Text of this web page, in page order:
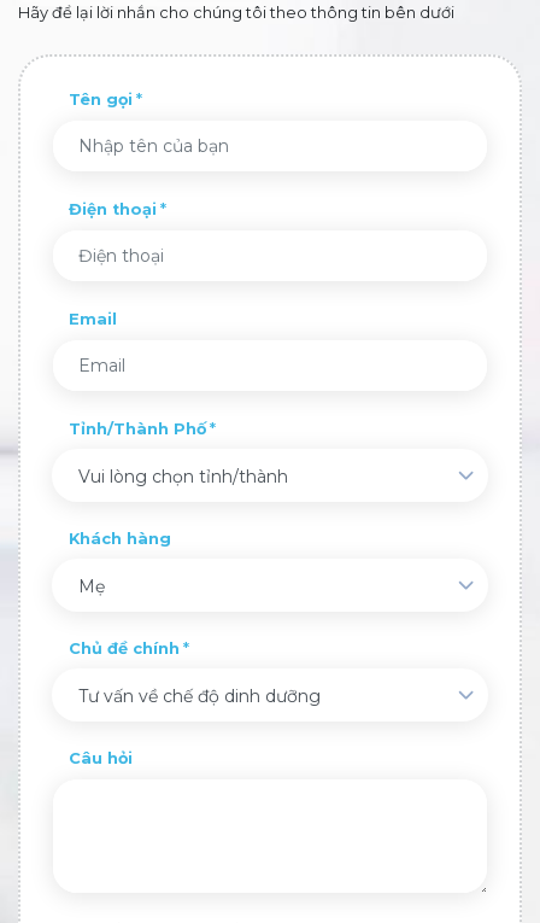
Hãy để lại lời nhắn cho chúng tôi theo thông tin bên dưới
Tên gọi
Điện thoại
Email
Tỉnh/Thành Phố
Vui lòng chọn tỉnh/thành
Khách hàng
Mẹ
Chủ đề chính
Tư vấn về chế độ dinh dưỡng
Câu hỏi